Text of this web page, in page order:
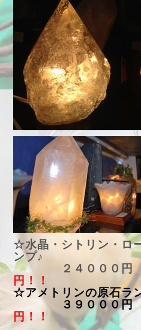
☆水晶・シトリン・ロ
ンプ♪
２４０００
円！！
☆アメトリンの原石ラ
３９０００
円！！